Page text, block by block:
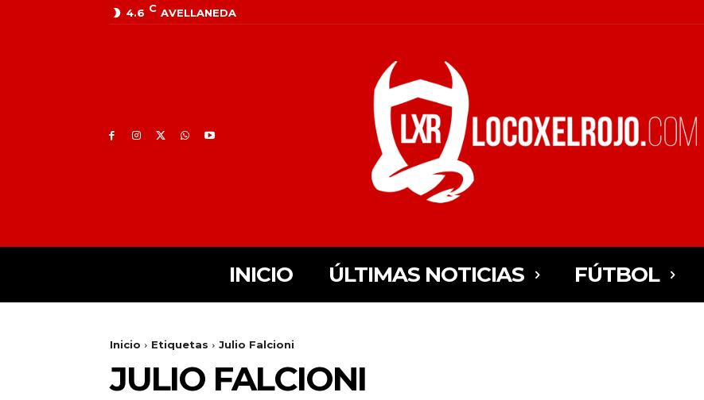
4.6 C AVELLANEDA
INICIO ÚLTIMAS NOTICIAS FÚTBOL
Inicio Etiquetas Julio Falcioni
JULIO FALCIONI